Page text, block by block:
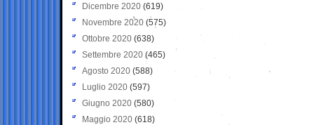
Dicembre 2020 (619)
Novembre 2020 (575)
Ottobre 2020 (638)
Settembre 2020(465)
Agosto 2020 (588)
Luglio 2020 (597)
Giugno 2020 (580)
Maggio 2020 (618)